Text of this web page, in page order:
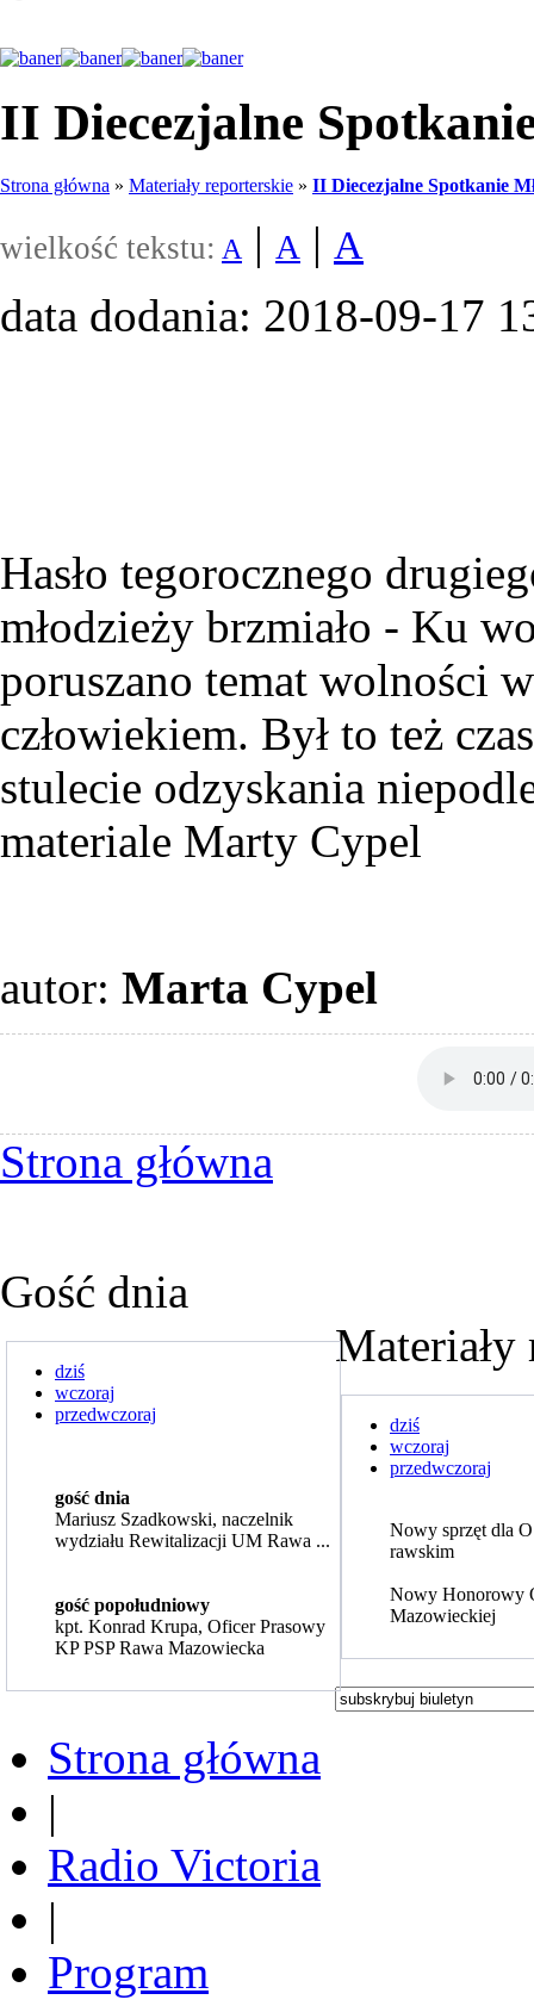
II Diecezjalne
Strona główna » Materiały reporterskie » II Diecezjalne Spotkanie
wielkość tekstu: A | A | A
data dodania: 2018-09-17
Hasło tegorocznego
młodzieży brzmiało - Ku
poruszano temat wolności
człowiekiem. Był to też
stulecie odzyskania
materiale Marty Cypel
autor: Marta Cypel
Strona główna
Gość dnia
dziś
wczoraj
przedwczoraj
gość dnia
Mariusz Szadkowski, naczelnik
wydziału Rewitalizacji UM Rawa ...
gość popołudniowy
kpt. Konrad Krupa, Oficer Prasowy
KP PSP Rawa Mazowiecka
Materiały
dziś
wczoraj
przedwczoraj
Nowy sprzęt dla
rawskim
Nowy Honorowy
Mazowieckiej
Strona główna
|
Radio Victoria
|
Program